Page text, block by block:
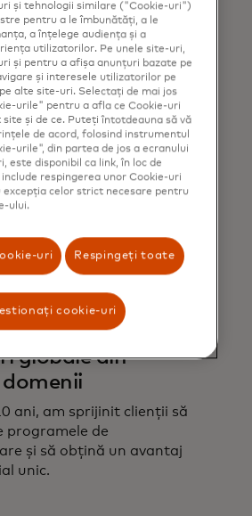
de sute de
globale din
domenii
ani, am sprijinit clienții să
programele de
și să obțină un avantaj
unic.
și tehnologii similare ("Cookie-uri")
pentru a le îmbunătăți, a le
a înțelege audiența și a
utilizatorilor. Pe unele site-uri,
și pentru a afișa anunțuri bazate pe
și interesele utilizatorilor pe
alte site-uri. Selectați de mai jos
urile" pentru a afla ce Cookie-uri
site și de ce. Puteți întotdeauna să vă
de acord, folosind instrumentul
urile", din partea de jos a ecranului
este disponibil ca link, în loc de
respingerea unor Cookie-uri
excepția celor strict necesare pentru
ului.
uri Respingeți toate
cookie-uri